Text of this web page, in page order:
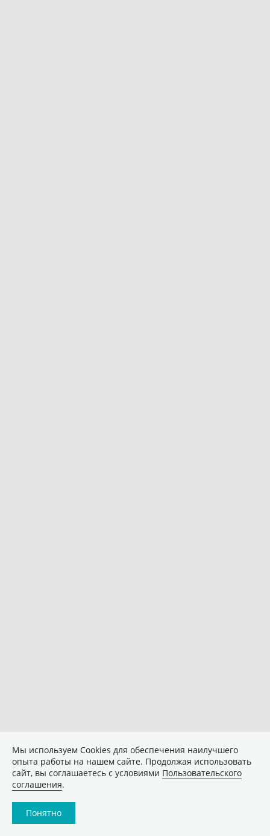
Мы используем Сookies для обеспечения наилучшего
опыта работы на нашем сайте. Продолжая использовать
сайт, вы соглашаетесь с условиями Пользовательского
соглашения.
Понятно